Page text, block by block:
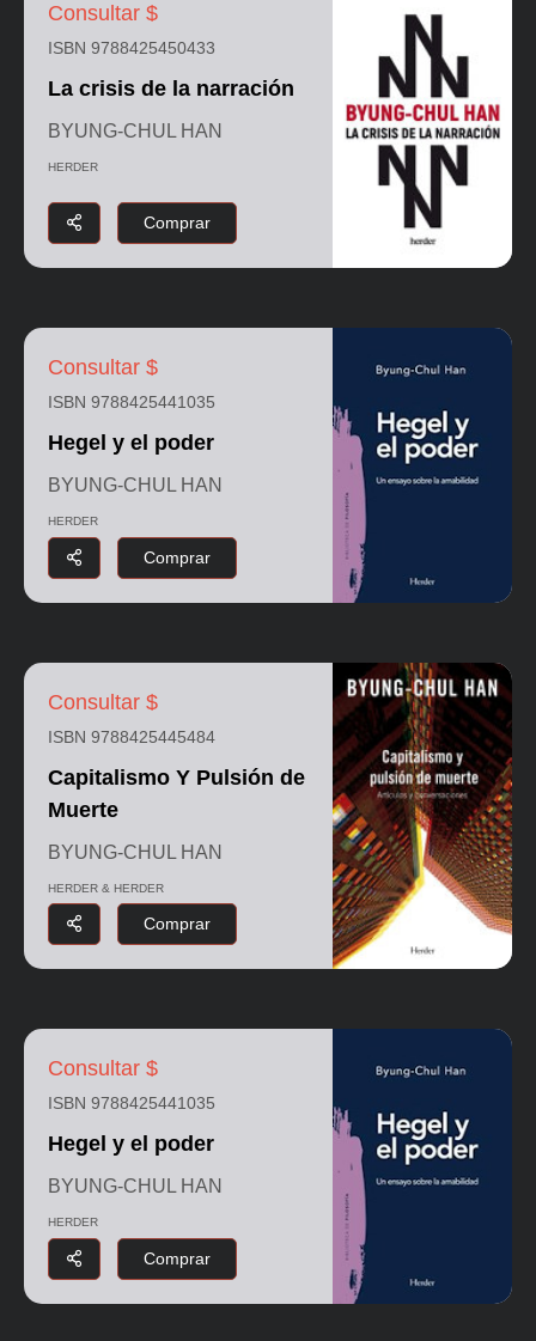
Consultar $
ISBN 9788425450433
La crisis de la narración
BYUNG-CHUL HAN
HERDER
Comprar
Consultar $
ISBN 9788425441035
Hegel y el poder
BYUNG-CHUL HAN
HERDER
Comprar
Consultar $
ISBN 9788425445484
Capitalismo Y Pulsión de
Muerte
BYUNG-CHUL HAN
HERDER & HERDER
Comprar
Consultar $
ISBN 9788425441035
Hegel y el poder
BYUNG-CHUL HAN
HERDER
Comprar